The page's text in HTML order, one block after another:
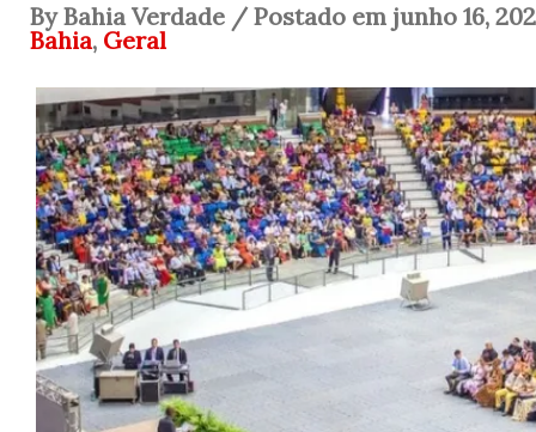
By Bahia Verdade / Postado em junho 16,
Bahia, Geral